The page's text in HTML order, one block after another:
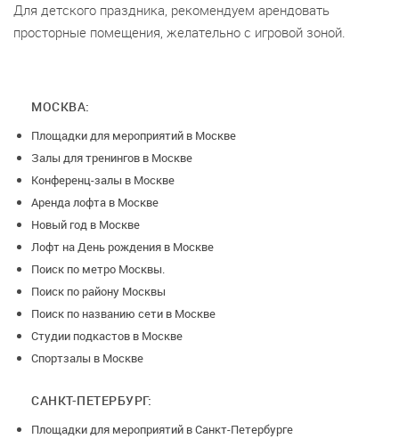
Для детского праздника, рекомендуем арендовать
просторные помещения, желательно с игровой зоной.
МОСКВА:
Площадки для мероприятий в Москве
Залы для тренингов в Москве
Конференц-залы в Москве
Аренда лофта в Москве
Новый год в Москве
Лофт на День рождения в Москве
Поиск по метро Москвы.
Поиск по району Москвы
Поиск по названию сети в Москве
Студии подкастов в Москве
Спортзалы в Москве
САНКТ-ПЕТЕРБУРГ:
Площадки для мероприятий в Санкт-Петербурге